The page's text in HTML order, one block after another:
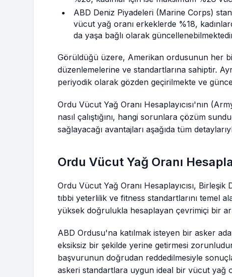
ABD Deniz Piyadeleri (Marine Corps)
vücut yağ oranı erkeklerde %18,
da yaşa bağlı olarak
Görüldüğü üzere, Amerikan ordusunun her
düzenlemelerine ve standartlarına sahiptir.
periyodik olarak gözden geçirilmekte ve
Ordu Vücut Yağ Oranı Hesaplayıcısı'nın
nasıl çalıştığını, hangi sorunlara çözüm
sağlayacağı avantajları aşağıda tüm
Ordu Vücut Yağ Oranı
Ordu Vücut Yağ Oranı Hesaplayıcısı,
tıbbi yeterlilik ve fitness standartlarını temel
yüksek doğrulukla hesaplayan çevrimiçi bir
ABD Ordusu'na katılmak isteyen bir asker
eksiksiz bir şekilde yerine getirmesi
başvurunun doğrudan reddedilmesiyle
askeri standartlara uygun ideal bir vücut yağ